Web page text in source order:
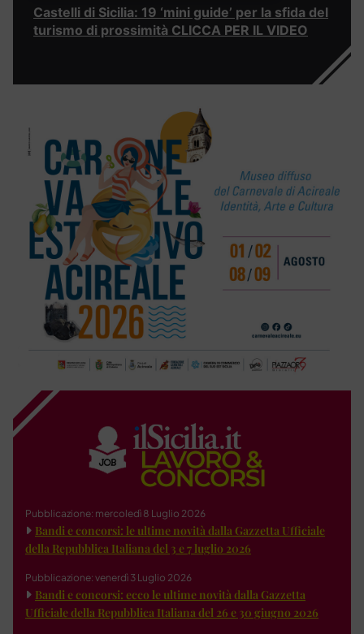
Castelli di Sicilia: 19 ‘mini guide’ per la sfida del
turismo di prossimità CLICCA PER IL VIDEO
Pubblicazione: mercoledì 8 Luglio 2026
Bandi e concorsi: le ultime novità dalla Gazzetta Ufficiale
della Repubblica Italiana del 3 e 7 luglio 2026
Pubblicazione: venerdì 3 Luglio 2026
Bandi e concorsi: ecco le ultime novità dalla Gazzetta
Ufficiale della Repubblica Italiana del 26 e 30 giugno 2026